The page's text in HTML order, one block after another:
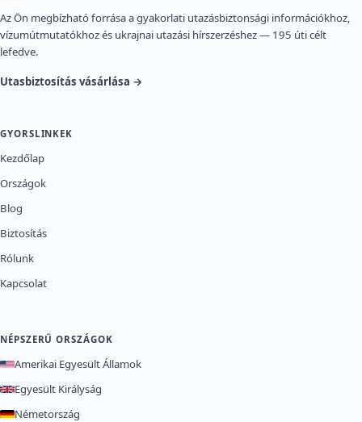
Az Ön megbízható forrása a gyakorlati utazásbiztonsági információkhoz,
vízumútmutatókhoz és ukrajnai utazási hírszerzéshez — 195 úti célt
lefedve.
Utasbiztosítás vásárlása →
GYORSLINKEK
Kezdőlap
Országok
Blog
Biztosítás
Rólunk
Kapcsolat
NÉPSZERŰ ORSZÁGOK
Amerikai Egyesült Államok
Egyesült Királyság
Németország